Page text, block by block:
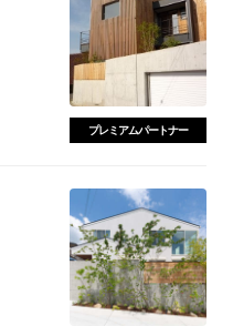
プレミアムパートナー